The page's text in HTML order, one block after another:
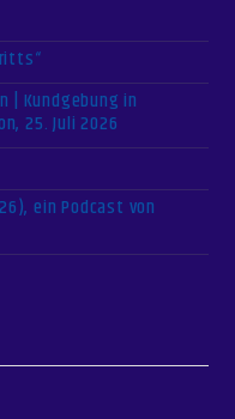
| Kundgebung in
25. Juli 2026
ein Podcast von